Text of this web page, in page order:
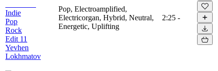
Indie
Pop
Rock
Edit 11
Yevhen
Lokhmatov
Pop, Electroamplified,
Electricorgan, Hybrid, Neutral,
Energetic, Uplifting
2:25 -